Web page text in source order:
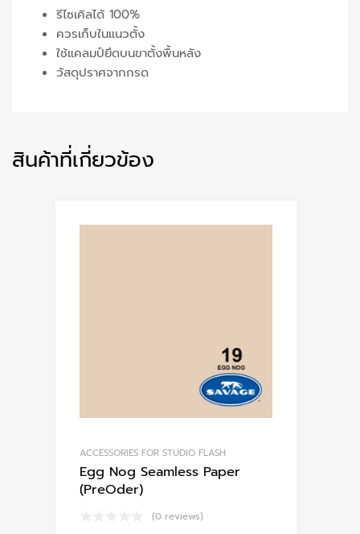
รีไซเคิลได้ 100%
ควรเก็บในแนวตั้ง
ใช้แคลมป์ยึดบนขาตั้งพื้นหลัง
วัสดุปราศจากกรด
สินค้าที่เกี่ยวข้อง
ACCESSORIES FOR STUDIO FLASH
Egg Nog Seamless Paper
(PreOder)
(0 reviews)